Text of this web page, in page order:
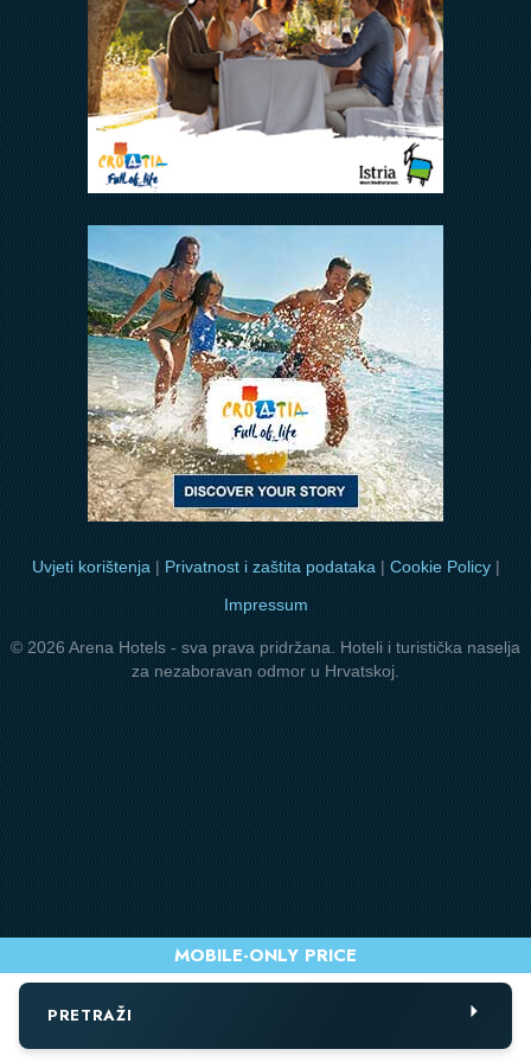
PRETRAŽI
Uvjeti korištenja | Privatnost i zaštita podataka | Cookie Policy|
Impressum
© 2026 Arena Hotels - sva prava pridržana. Hoteli i turistička naselja
za nezaboravan odmor u Hrvatskoj.